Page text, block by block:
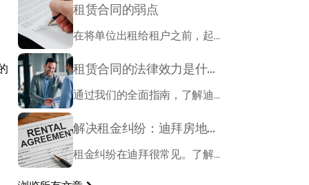
租赁合同的弱点
在将单位出租给租户之前，起草法律上正确的租赁合同很重要。除了租户筛查外，您还需要注意以下几点
租赁合同的法律效力是什么？
通过我们的全面指南，了解迪拜租赁合同的法律规定，以及 RERA 相关租赁法规等关键信息。
解决租金纠纷：迪拜房地产法律服务的作用
租金纠纷在迪拜很常见。了解为什么获得专家法律支持很重要，以及专业的物业管理服务如何协助解决争议。